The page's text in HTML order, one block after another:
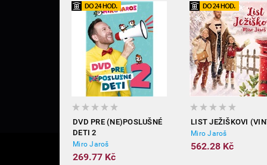
DVD PRE (NE)POSLUŠNÉ
DETI 2
Miro Jaroš
269.77 Kč
LIST JEŽIŠKOVI
Miro Jaroš
562.28 Kč